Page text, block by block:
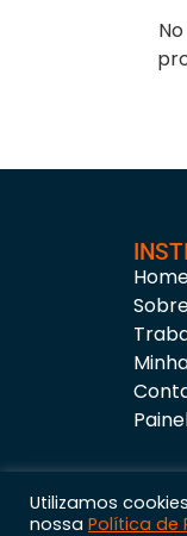
Utilizamos
nossa Política de